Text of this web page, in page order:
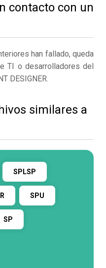
contacto con un
han fallado, queda
TI o desarrolladores del
DESIGNER.
similares a
SPLSP
SPU
SP